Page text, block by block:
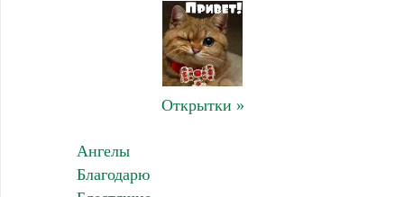
Открытки »
Ангелы
Благодарю